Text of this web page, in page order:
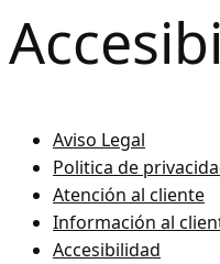
Aviso Legal
Politica de
Atención al cliente
Información al
Accesibilidad